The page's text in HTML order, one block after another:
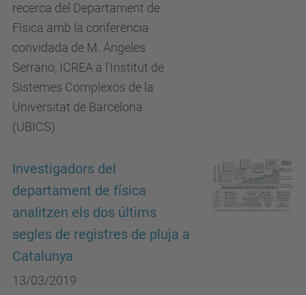
recerca del Departament de
Física amb la conferència
convidada de M. Ángeles
Serrano, ICREA a l'Institut de
Sistemes Complexos de la
Universitat de Barcelona
(UBICS)
Investigadors del
departament de física
analitzen els dos últims
segles de registres de pluja a
Catalunya
13/03/2019